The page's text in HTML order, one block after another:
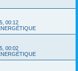
00:12
00:02